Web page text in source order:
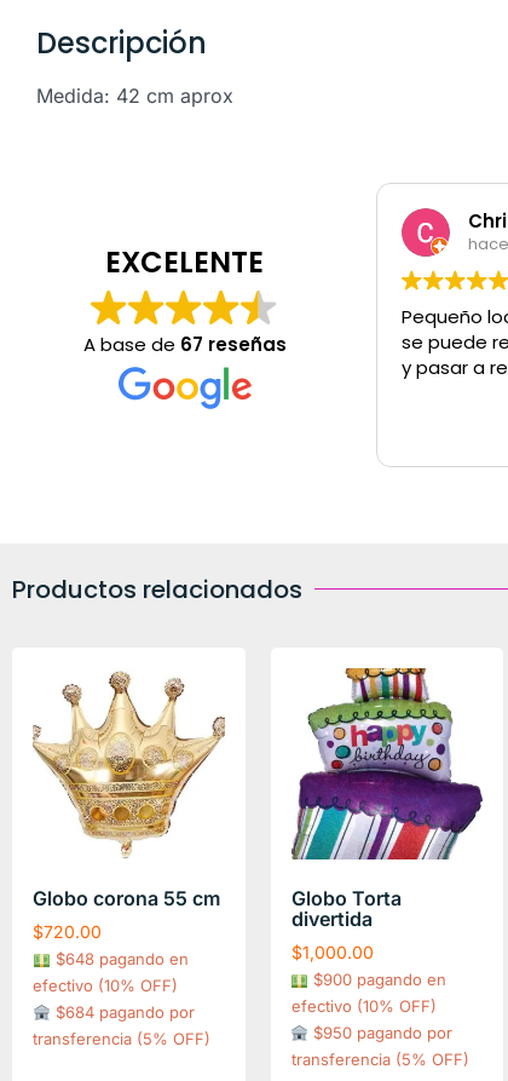
Descripción
Medida: 42 cm aprox
EXCELENTE
A base de 67 reseñas
Pequeño
se puede
y pasar a
Productos relacionados
Globo corona 55 cm
$720.00
$648 pagando en
efectivo (10% OFF)
$684 pagando por
transferencia (5% OFF)
Globo Torta
divertida
$1,000.00
$900 pagando en
efectivo (10% OFF)
$950 pagando por
transferencia (5% OFF)